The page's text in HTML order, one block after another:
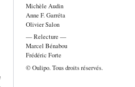
Michèle Audin
Anne F. Garréta
Olivier Salon
— Relecture —
Marcel Bénabou
Frédéric Forte
© Oulipo. Tous droits réservés.